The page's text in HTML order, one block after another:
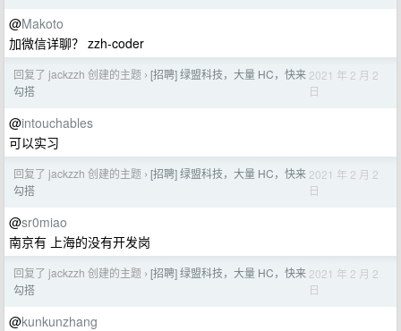
@Makoto
加微信详聊？ zzh-coder
回复了 jackzzh 创建的主题 › [招聘] 绿盟科技，大量 HC，快来
勾搭
2021 年 2 月 2
日
@intouchables
可以实习
回复了 jackzzh 创建的主题 › [招聘] 绿盟科技，大量 HC，快来
勾搭
2021 年 2 月 2
日
@sr0miao
南京有 上海的没有开发岗
回复了 jackzzh 创建的主题 › [招聘] 绿盟科技，大量 HC，快来
勾搭
2021 年 2 月 2
日
@kunkunzhang